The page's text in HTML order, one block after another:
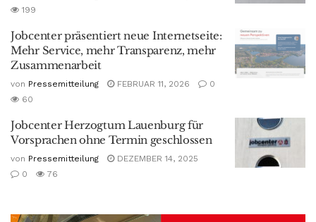
199
Jobcenter präsentiert neue Internetseite:
Mehr Service, mehr Transparenz, mehr
Zusammenarbeit
von Pressemitteilung FEBRUAR 11, 2026
0
60
Jobcenter Herzogtum Lauenburg für
Vorsprachen ohne Termin geschlossen
von Pressemitteilung
DEZEMBER 14, 2025
0
76